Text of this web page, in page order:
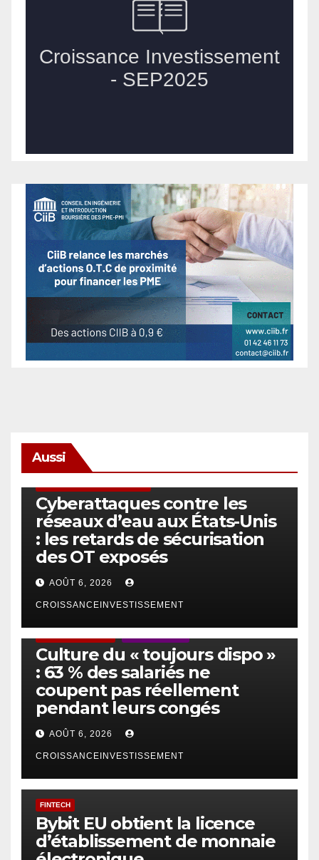
Aussi
Cyberattaques contre les
réseaux d’eau aux États-Unis
: les retards de sécurisation
des OT exposés
AOÛT 6, 2026
CROISSANCEINVESTISSEMENT
Culture du « toujours dispo »
: 63 % des salariés ne
coupent pas réellement
pendant leurs congés
AOÛT 6, 2026
CROISSANCEINVESTISSEMENT
FINTECH
Bybit EU obtient la licence
d’établissement de monnaie